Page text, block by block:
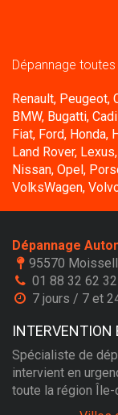
Dépannage
Renault, Peugeot,
BMW, Bugatti,
Fiat, Ford, Honda,
Land Rover,
Nissan, Opel,
VolksWagen,
Dépannage
95570
01 88 32 62 32
7 jours / 7 et
INTERVENTION
Spécialiste de
intervient en
toute la région Île-